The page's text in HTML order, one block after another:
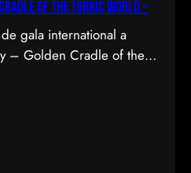
of the Turkic World »
gala international a
– Golden Cradle of the
au Kazakhstan.